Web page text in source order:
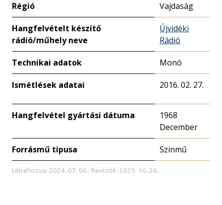
Régió Vajdaság
Hangfelvételt készítő
rádió/műhely neve
Újvidéki
Rádió
Technikai adatok Monó
Ismétlések adatai 2016. 02. 27.
Hangfelvétel gyártási dátuma
1968
December
Forrásmű típusa Színmű
Létrehozva: 2024. 07. 06.; Revíziók: 2025. 10. 26.